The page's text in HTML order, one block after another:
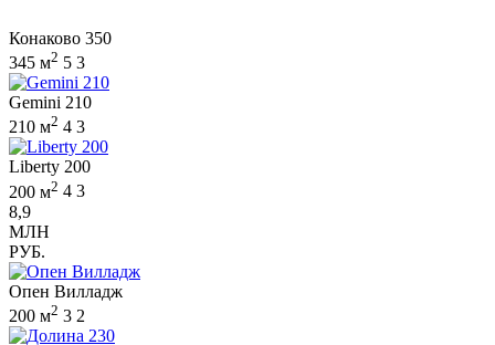
Конаково 350
345 м2 5 3
Gemini 210
210 м2 4 3
Liberty 200
200 м2 4 3
8,9
МЛН
РУБ.
Опен Вилладж
200 м2 3 2